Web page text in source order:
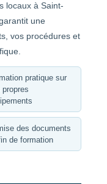
locaux à Saint-
une
vos procédures et
pratique sur
des documents
de formation